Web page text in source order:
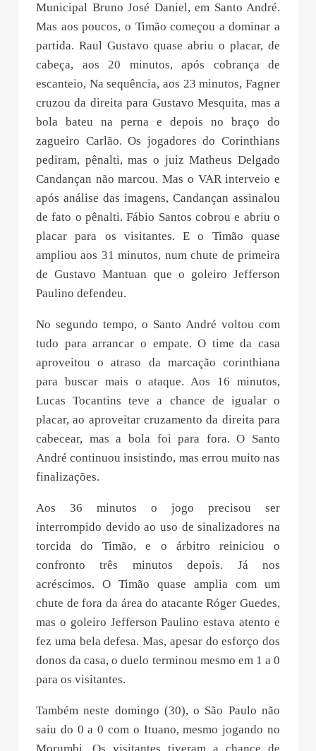
Municipal Bruno José Daniel, em Santo André.
Mas aos poucos, o Timão começou a dominar a
partida. Raul Gustavo quase abriu o placar, de
cabeça, aos 20 minutos, após cobrança de
escanteio, Na sequência, aos 23 minutos, Fagner
cruzou da direita para Gustavo Mesquita, mas a
bola bateu na perna e depois no braço do
zagueiro Carlão. Os jogadores do Corinthians
pediram, pênalti, mas o juiz Matheus Delgado
Candançan não marcou. Mas o VAR interveio e
após análise das imagens, Candançan assinalou
de fato o pênalti. Fábio Santos cobrou e abriu o
placar para os visitantes. E o Timão quase
ampliou aos 31 minutos, num chute de primeira
de Gustavo Mantuan que o goleiro Jefferson
Paulino defendeu.
No segundo tempo, o Santo André voltou com
tudo para arrancar o empate. O time da casa
aproveitou o atraso da marcação corinthiana
para buscar mais o ataque. Aos 16 minutos,
Lucas Tocantins teve a chance de igualar o
placar, ao aproveitar cruzamento da direita para
cabecear, mas a bola foi para fora. O Santo
André continuou insistindo, mas errou muito nas
finalizações.
Aos 36 minutos o jogo precisou ser
interrompido devido ao uso de sinalizadores na
torcida do Timão, e o árbitro reiniciou o
confronto três minutos depois. Já nos
acréscimos. O Timão quase amplia com um
chute de fora da área do atacante Róger Guedes,
mas o goleiro Jefferson Paulino estava atento e
fez uma bela defesa. Mas, apesar do esforço dos
donos da casa, o duelo terminou mesmo em 1 a 0
para os visitantes.
Também neste domingo (30), o São Paulo não
saiu do 0 a 0 com o Ituano, mesmo jogando no